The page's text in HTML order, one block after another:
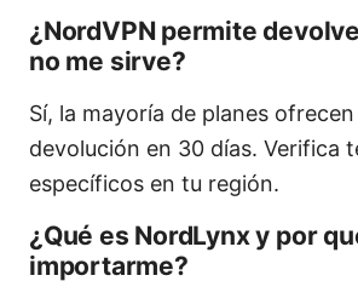
¿NordVPN permite
no me sirve?
Sí, la mayoría de planes
devolución en 30 días. Verifica
específicos en tu región.
¿Qué es NordLynx y por
importarme?